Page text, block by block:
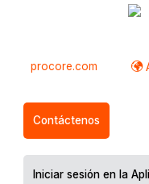
procore.com
Contáctenos
Iniciar sesión en la